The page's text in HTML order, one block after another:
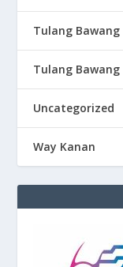
Tulang Bawang
Tulang
Uncategorized
Way Kanan